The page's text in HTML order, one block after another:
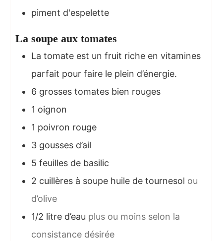
piment d'espelette
La soupe aux tomates
La tomate est un fruit riche en vitamines
parfait pour faire le plein d’énergie.
6 grosses tomates bien rouges
1 oignon
1 poivron rouge
3 gousses d’ail
5 feuilles de basilic
2 cuillères à soupe huile de tournesol ou
d’olive
1/2 litre d’eau plus ou moins selon la
consistance désirée